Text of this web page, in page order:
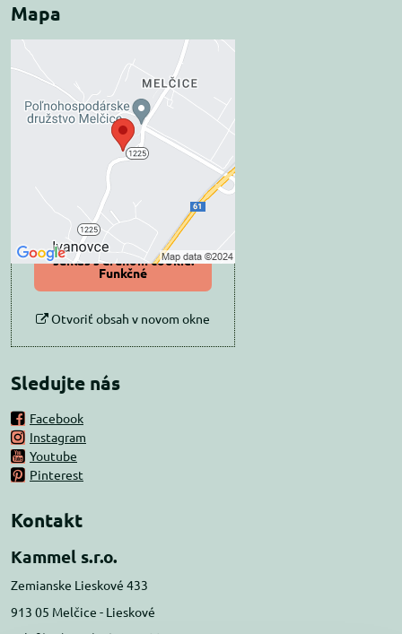
Mapa
Externý obsah je
blokovaný Voľbami
súkromia
Prajete si načítať externý obsah?
Povoliť tentokrát
Povoliť a zapamätať -
súhlas s druhom cookie:
Funkčné
Otvoriť obsah v novom okne
Sledujte nás
Facebook
Instagram
Youtube
Pinterest
Kontakt
Kammel s.r.o.
Zemianske Lieskové 433
913 05 Melčice - Lieskové